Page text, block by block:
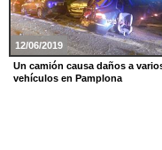
12/06/2019
Un camión causa daños a
vehículos en Pamplona